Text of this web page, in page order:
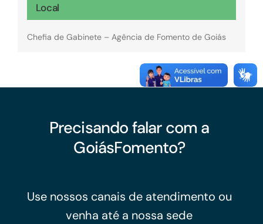
Local
Chefia de Gabinete – Agência de Fomento de Goiás
Precisando falar com a
GoiásFomento?
Use nossos canais de atendimento ou
venha até a nossa sede